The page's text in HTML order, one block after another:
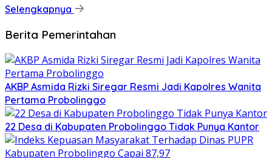
Selengkapnya
Berita Pemerintahan
AKBP Asmida Rizki Siregar Resmi Jadi Kapolres Wanita
Pertama Probolinggo
22 Desa di Kabupaten Probolinggo Tidak Punya Kantor